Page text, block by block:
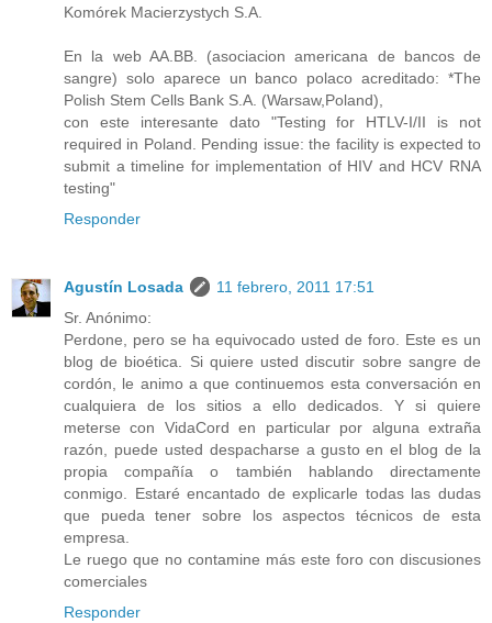
Komórek Macierzystych S.A.
En la web AA.BB. (asociacion americana de bancos de
sangre) solo aparece un banco polaco acreditado: *The
Polish Stem Cells Bank S.A. (Warsaw,Poland),
con este interesante dato "Testing for HTLV-I/II is not
required in Poland. Pending issue: the facility is expected to
submit a timeline for implementation of HIV and HCV RNA
testing"
Responder
Agustín Losada
11 febrero, 2011 17:51
Sr. Anónimo:
Perdone, pero se ha equivocado usted de foro. Este es un
blog de bioética. Si quiere usted discutir sobre sangre de
cordón, le animo a que continuemos esta conversación en
cualquiera de los sitios a ello dedicados. Y si quiere
meterse con VidaCord en particular por alguna extraña
razón, puede usted despacharse a gusto en el blog de la
propia compañía o también hablando directamente
conmigo. Estaré encantado de explicarle todas las dudas
que pueda tener sobre los aspectos técnicos de esta
empresa.
Le ruego que no contamine más este foro con discusiones
comerciales
Responder